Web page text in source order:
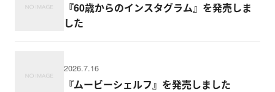
『60歳からのインスタグラム』を発売しま
した
2026.7.16
『ムービーシェルフ』を発売しました